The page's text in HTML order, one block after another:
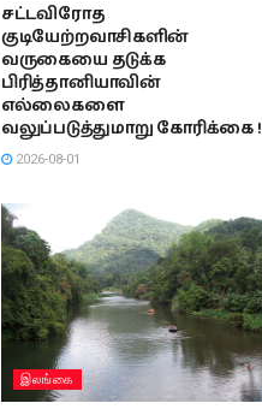
சட்டவிரோத
குடியேற்றவாசிகளின்
வருகையை தடுக்க
பிரித்தானியாவின்
எல்லைகளை
வலுப்படுத்துமாறு கோரிக்கை !
2026-08-01
இலங்கை